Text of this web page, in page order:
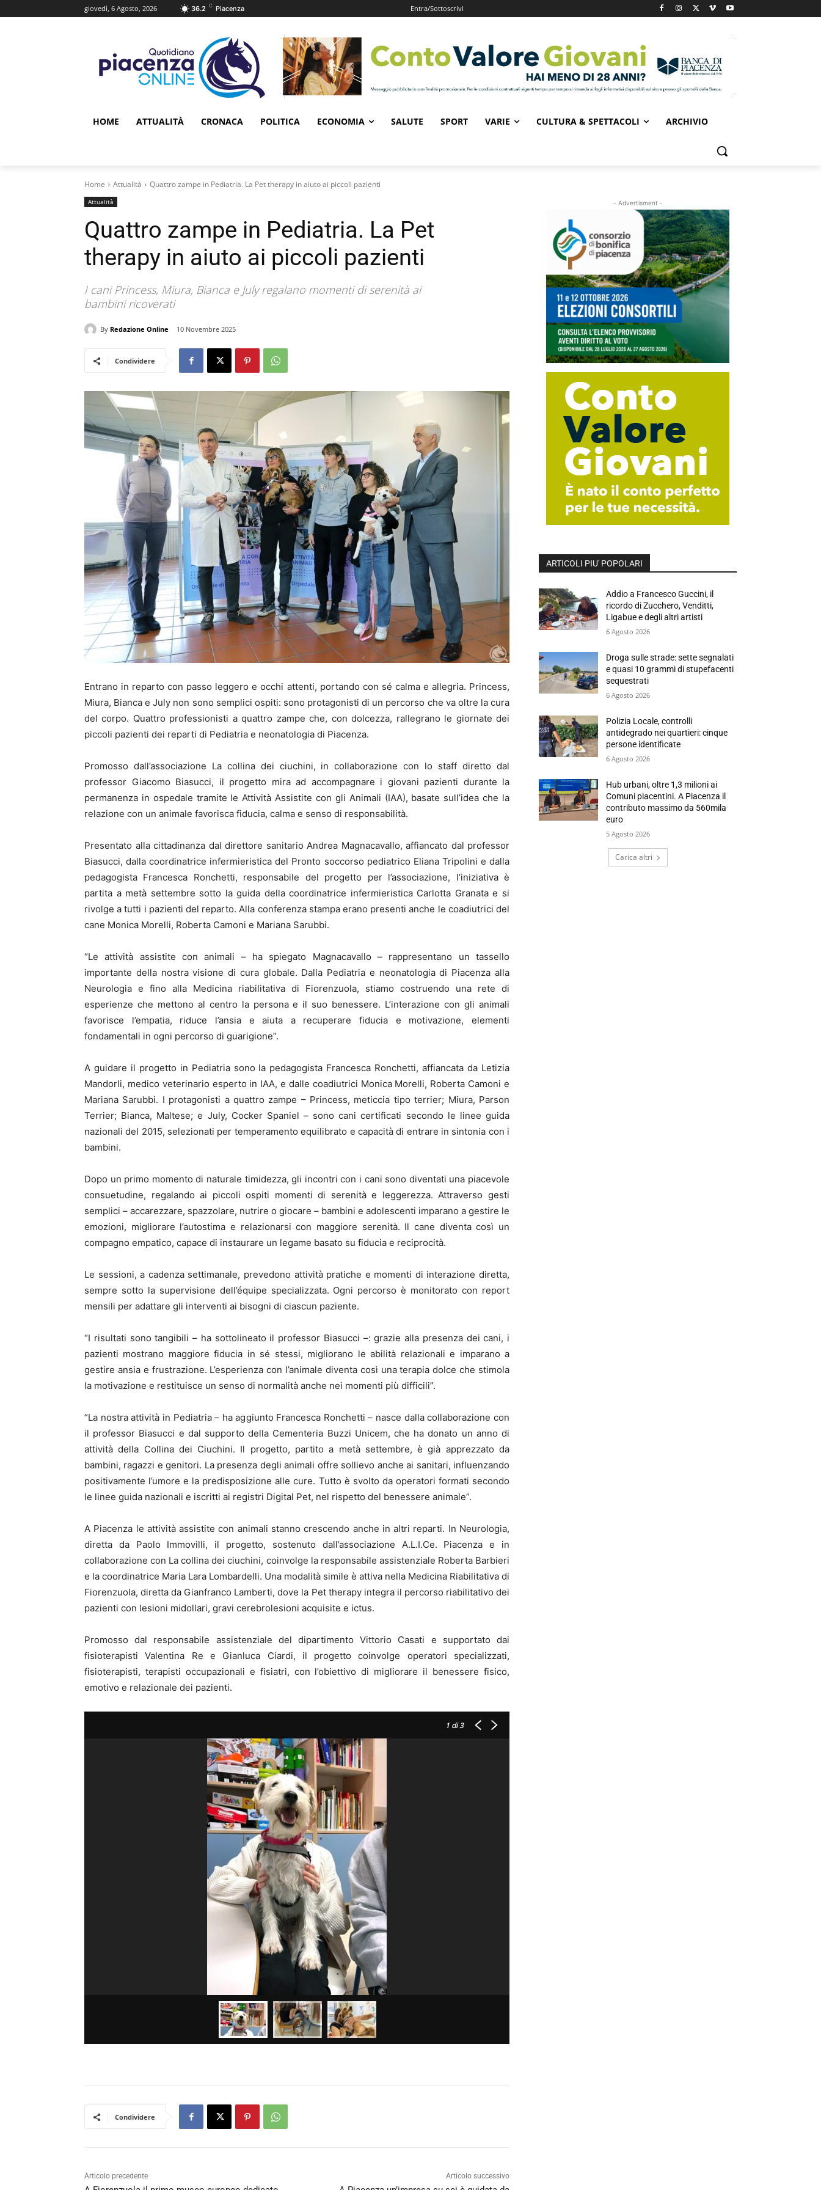
giovedì, 6 Agosto, 2026 36.2 C Piacenza Entra/Sottoscrivi
HOME ATTUALITÀ CRONACA POLITICA ECONOMIA SALUTE SPORT VARIE CULTURA & SPETTACOLI ARCHIVIO
Home Attualità Quattro zampe in Pediatria. La Pet therapy in aiuto ai piccoli pazienti
Attualità
Quattro zampe in Pediatria. La Pet
therapy in aiuto ai piccoli pazienti
I cani Princess, Miura, Bianca e July regalano momenti di serenità ai
bambini ricoverati
By Redazione Online 10 Novembre 2025
Condividere
Entrano in reparto con passo leggero e occhi attenti, portando con sé calma e allegria. Princess,
Miura, Bianca e July non sono semplici ospiti: sono protagonisti di un percorso che va oltre la cura
del corpo. Quattro professionisti a quattro zampe che, con dolcezza, rallegrano le giornate dei
piccoli pazienti dei reparti di Pediatria e neonatologia di Piacenza.
Promosso dall’associazione La collina dei ciuchini, in collaborazione con lo staff diretto dal
professor Giacomo Biasucci, il progetto mira ad accompagnare i giovani pazienti durante la
permanenza in ospedale tramite le Attività Assistite con gli Animali (IAA), basate sull’idea che la
relazione con un animale favorisca fiducia, calma e senso di responsabilità.
Presentato alla cittadinanza dal direttore sanitario Andrea Magnacavallo, affiancato dal professor
Biasucci, dalla coordinatrice infermieristica del Pronto soccorso pediatrico Eliana Tripolini e dalla
pedagogista Francesca Ronchetti, responsabile del progetto per l’associazione, l’iniziativa è
partita a metà settembre sotto la guida della coordinatrice infermieristica Carlotta Granata e si
rivolge a tutti i pazienti del reparto. Alla conferenza stampa erano presenti anche le coadiutrici del
cane Monica Morelli, Roberta Camoni e Mariana Sarubbi.
“Le attività assistite con animali – ha spiegato Magnacavallo – rappresentano un tassello
importante della nostra visione di cura globale. Dalla Pediatria e neonatologia di Piacenza alla
Neurologia e fino alla Medicina riabilitativa di Fiorenzuola, stiamo costruendo una rete di
esperienze che mettono al centro la persona e il suo benessere. L’interazione con gli animali
favorisce l’empatia, riduce l’ansia e aiuta a recuperare fiducia e motivazione, elementi
fondamentali in ogni percorso di guarigione”.
A guidare il progetto in Pediatria sono la pedagogista Francesca Ronchetti, affiancata da Letizia
Mandorli, medico veterinario esperto in IAA, e dalle coadiutrici Monica Morelli, Roberta Camoni e
Mariana Sarubbi. I protagonisti a quattro zampe – Princess, meticcia tipo terrier; Miura, Parson
Terrier; Bianca, Maltese; e July, Cocker Spaniel – sono cani certificati secondo le linee guida
nazionali del 2015, selezionati per temperamento equilibrato e capacità di entrare in sintonia con i
bambini.
Dopo un primo momento di naturale timidezza, gli incontri con i cani sono diventati una piacevole
consuetudine, regalando ai piccoli ospiti momenti di serenità e leggerezza. Attraverso gesti
semplici – accarezzare, spazzolare, nutrire o giocare – bambini e adolescenti imparano a gestire le
emozioni, migliorare l’autostima e relazionarsi con maggiore serenità. Il cane diventa così un
compagno empatico, capace di instaurare un legame basato su fiducia e reciprocità.
Le sessioni, a cadenza settimanale, prevedono attività pratiche e momenti di interazione diretta,
sempre sotto la supervisione dell’équipe specializzata. Ogni percorso è monitorato con report
mensili per adattare gli interventi ai bisogni di ciascun paziente.
“I risultati sono tangibili – ha sottolineato il professor Biasucci –: grazie alla presenza dei cani, i
pazienti mostrano maggiore fiducia in sé stessi, migliorano le abilità relazionali e imparano a
gestire ansia e frustrazione. L’esperienza con l’animale diventa così una terapia dolce che stimola
la motivazione e restituisce un senso di normalità anche nei momenti più difficili”.
“La nostra attività in Pediatria – ha aggiunto Francesca Ronchetti – nasce dalla collaborazione con
il professor Biasucci e dal supporto della Cementeria Buzzi Unicem, che ha donato un anno di
attività della Collina dei Ciuchini. Il progetto, partito a metà settembre, è già apprezzato da
bambini, ragazzi e genitori. La presenza degli animali offre sollievo anche ai sanitari, influenzando
positivamente l’umore e la predisposizione alle cure. Tutto è svolto da operatori formati secondo
le linee guida nazionali e iscritti ai registri Digital Pet, nel rispetto del benessere animale”.
A Piacenza le attività assistite con animali stanno crescendo anche in altri reparti. In Neurologia,
diretta da Paolo Immovilli, il progetto, sostenuto dall’associazione A.L.I.Ce. Piacenza e in
collaborazione con La collina dei ciuchini, coinvolge la responsabile assistenziale Roberta Barbieri
e la coordinatrice Maria Lara Lombardelli. Una modalità simile è attiva nella Medicina Riabilitativa di
Fiorenzuola, diretta da Gianfranco Lamberti, dove la Pet therapy integra il percorso riabilitativo dei
pazienti con lesioni midollari, gravi cerebrolesioni acquisite e ictus.
Promosso dal responsabile assistenziale del dipartimento Vittorio Casati e supportato dai
fisioterapisti Valentina Re e Gianluca Ciardi, il progetto coinvolge operatori specializzati,
fisioterapisti, terapisti occupazionali e fisiatri, con l’obiettivo di migliorare il benessere fisico,
emotivo e relazionale dei pazienti.
1 di 3
Condividere
Articolo precedente Articolo successivo
- Advertisment -
ARTICOLI PIU' POPOLARI
Addio a Francesco Guccini, il
ricordo di Zucchero, Venditti,
Ligabue e degli altri artisti
6 Agosto 2026
Droga sulle strade: sette segnalati
e quasi 10 grammi di stupefacenti
sequestrati
6 Agosto 2026
Polizia Locale, controlli
antidegrado nei quartieri: cinque
persone identificate
6 Agosto 2026
Hub urbani, oltre 1,3 milioni ai
Comuni piacentini. A Piacenza il
contributo massimo da 560mila
euro
5 Agosto 2026
Carica altri